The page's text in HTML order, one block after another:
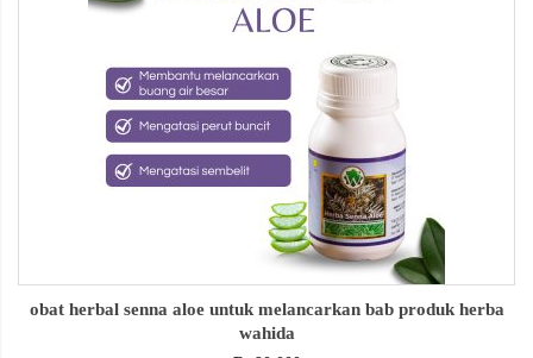
obat herbal senna aloe untuk melancarkan bab produk herba
wahida